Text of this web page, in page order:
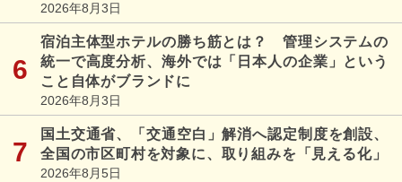
2026年8月3日
宿泊主体型ホテルの勝ち筋とは？ 管理システムの
統一で高度分析、海外では「日本人の企業」という
こと自体がブランドに
2026年8月3日
国土交通省、「交通空白」解消へ認定制度を創設、
全国の市区町村を対象に、取り組みを「見える化」
2026年8月5日